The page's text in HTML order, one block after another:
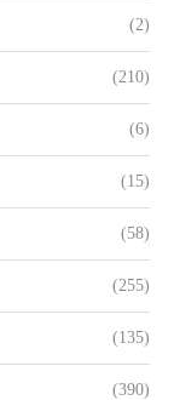
(2)
(210)
(6)
(15)
(58)
(255)
(135)
(390)